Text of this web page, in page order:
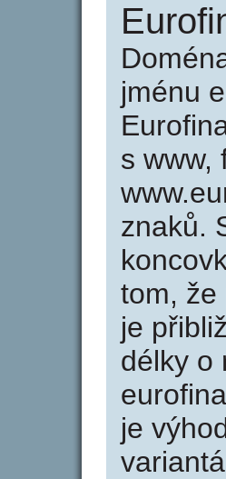
jménu
s www,
znaků.
tom, že
je
délky o
je